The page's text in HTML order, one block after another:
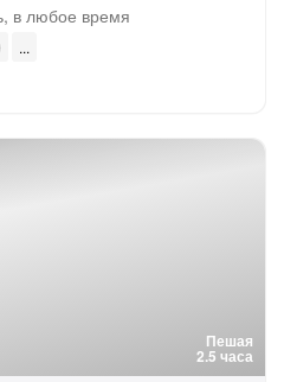
в любое время
Пешая
2.5 часа